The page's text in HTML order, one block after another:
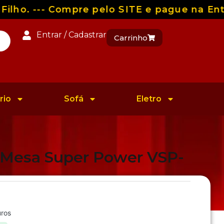
--- Compre pelo SITE e pague na
Entrar / Cadastrar Carrinho
Sofá Eletro
Super Power VSP-